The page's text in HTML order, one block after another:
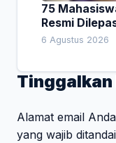
75
Resmi
Empat Pesan
6 Agustus 2026
Tinggalkan
Alamat email
yang wajib ditandai